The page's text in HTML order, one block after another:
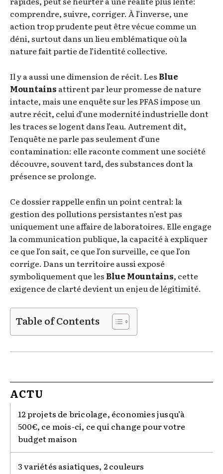
comprendre, suivre, corriger. À l’inverse, une
action trop prudente peut être vécue comme un
déni, surtout dans un lieu emblématique où la
nature fait partie de l’identité collective.
Il y a aussi une dimension de récit. Les Blue
Mountains attirent par leur promesse de nature
intacte, mais une enquête sur les PFAS impose un
autre récit, celui d’une modernité industrielle dont
les traces se logent dans l’eau. Autrement dit,
l’enquête ne parle pas seulement d’une
contamination: elle raconte comment une société
découvre, souvent tard, des substances dont la
présence se prolonge.
Ce dossier rappelle enfin un point central: la
gestion des pollutions persistantes n’est pas
uniquement une affaire de laboratoires. Elle engage
la communication publique, la capacité à expliquer
ce que l’on sait, ce que l’on surveille, ce que l’on
corrige. Dans un territoire aussi exposé
symboliquement que les Blue Mountains, cette
exigence de clarté devient un enjeu de légitimité.
Table of Contents
ACTU
12 projets de bricolage, économies jusqu’à
500€, ce mois-ci, ce qui change pour votre
budget maison
3 variétés asiatiques, 2 couleurs